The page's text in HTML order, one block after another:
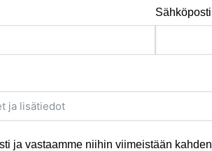
Sähköposti
ja vastaamme niihin viimeistään kahden